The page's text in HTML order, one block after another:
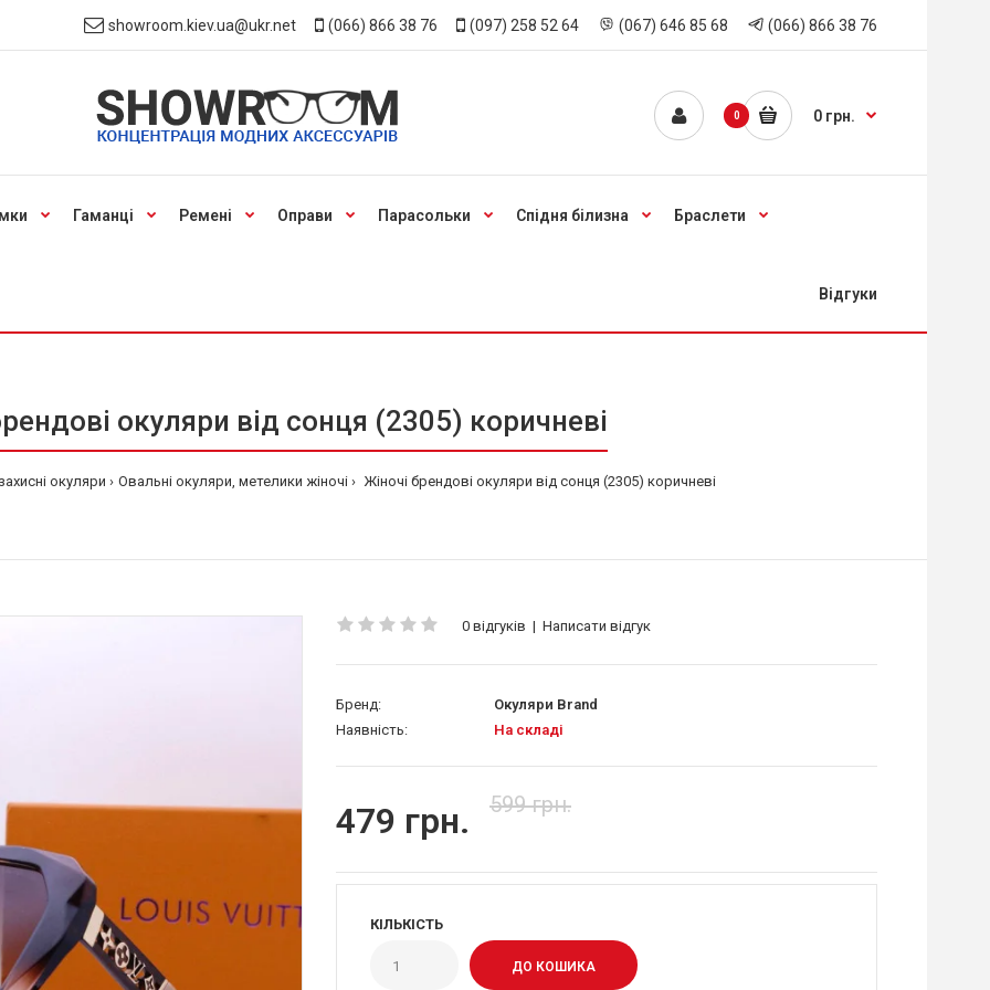
showroom.kiev.ua@ukr.net (066) 866 38 76 (097) 258 52 64 (067) 646 85 68 (066) 866 38 76
0 0 грн.
Гаманці Ремені Оправи Парасольки Спідня білизна Браслети
Відгуки
окуляри від сонця (2305) коричневі
окуляри Овальні окуляри, метелики жіночі Жіночі брендові окуляри від сонця (2305) коричневі
0 відгуків | Написати відгук
Бренд:
Окуляри Brand
Наявність:
На складі
479 грн. 599 грн.
КІЛЬКІСТЬ